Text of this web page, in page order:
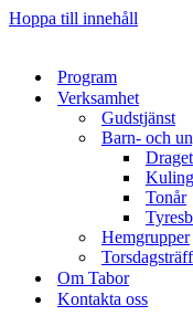
Hoppa till innehåll
Program
Verksamhet
Gudstjänst
Barn- och
Draget
Tonår
Hemgrupper
Om Tabor
Kontakta oss